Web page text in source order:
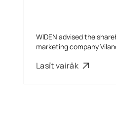
WIDEN advised the
marketing company
Lasīt vairāk